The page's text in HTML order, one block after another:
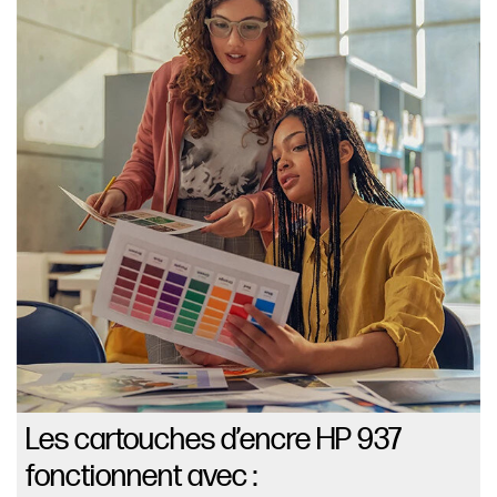
Les cartouches d’encre HP 937
fonctionnent avec :